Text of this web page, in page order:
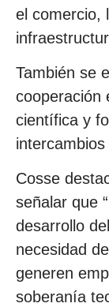
el comercio,
También se
cooperación
científica y
Cosse
señalar que
desarrollo
necesidad
generen
soberanía